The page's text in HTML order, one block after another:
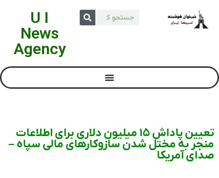
U I
News
Agency
تعیین پاداش ۱۵ میلیون دلاری برای اطلاعات
منجر به مختل شدن سازوکارهای مالی سپاه –
صدای آمریکا